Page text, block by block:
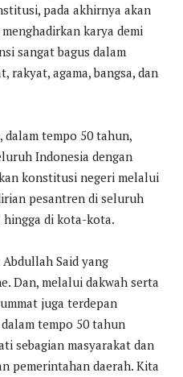
pada akhirnya akan
karya demi
sangat bagus dalam
rakyat, agama, bangsa, dan
, dalam tempo 50 tahun,
Indonesia dengan
konstitusi negeri melalui
pesantren di seluruh
di kota-kota.
Said yang
Dan, melalui dakwah serta
juga terdepan
tempo 50 tahun
sebagian masyarakat dan
pemerintahan daerah. Kita